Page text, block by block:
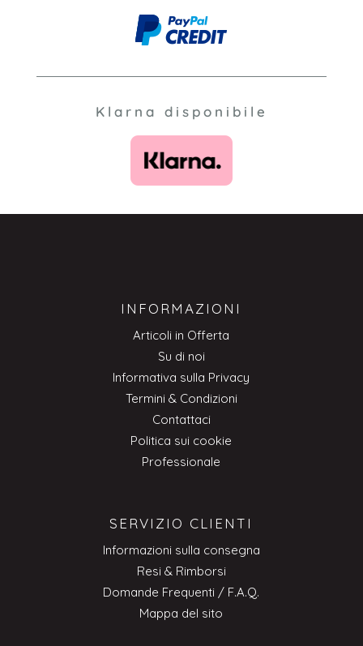
Klarna disponibile
INFORMAZIONI
Articoli in Offerta
Su di noi
Informativa sulla Privacy
Termini & Condizioni
Contattaci
Politica sui cookie
Professionale
SERVIZIO CLIENTI
Informazioni sulla consegna
Resi & Rimborsi
Domande Frequenti / F.A.Q.
Mappa del sito